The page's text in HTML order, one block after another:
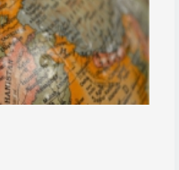
Birleşik Arap